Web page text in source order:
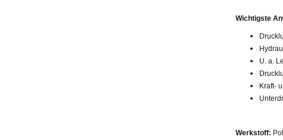
Wichtigste
U. a.
Kraft-
Werkstoff: